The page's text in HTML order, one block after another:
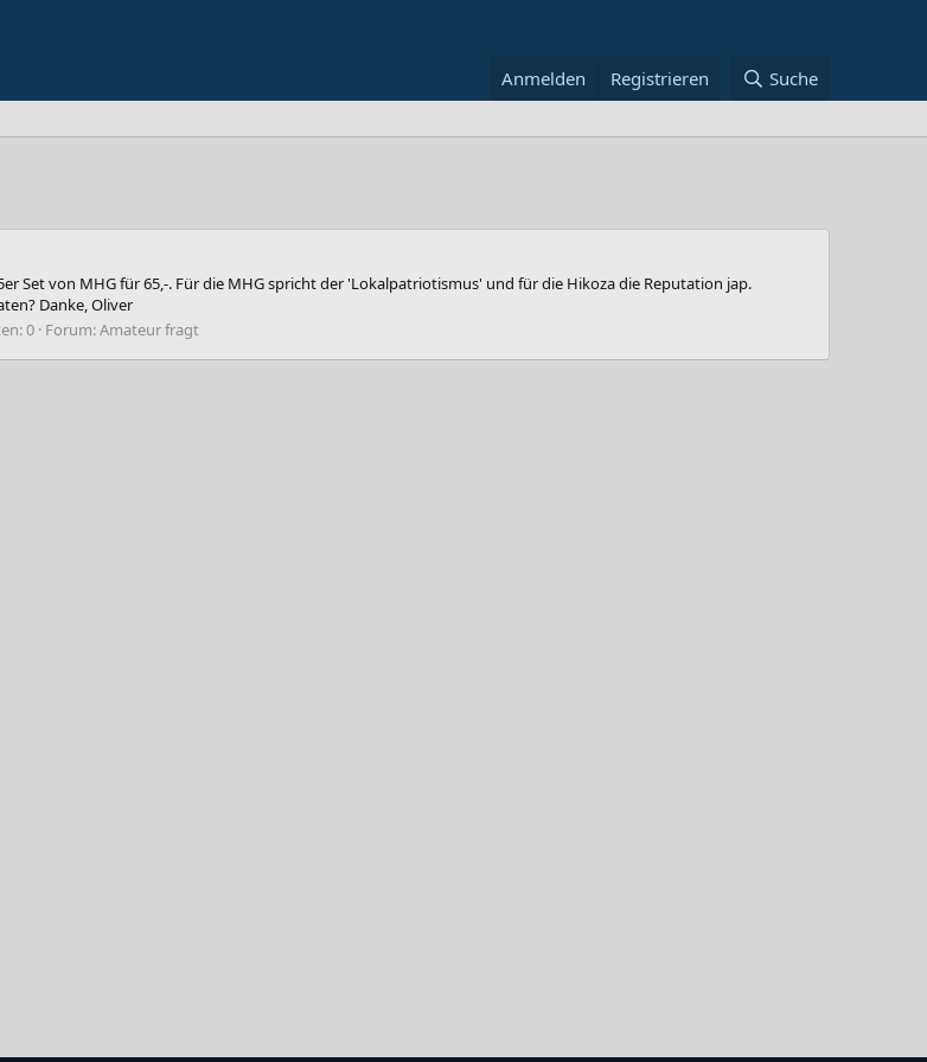
Anmelden Registrieren Suche
Set von MHG für 65,-. Für die MHG spricht der 'Lokalpatriotismus' und für die Hikoza die Reputation jap.
Danke, Oliver
0 Forum:Amateur fragt